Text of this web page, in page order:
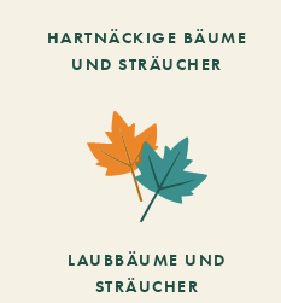
HARTNÄCKIGE BÄUME
UND STRÄUCHER
LAUBBÄUME UND
STRÄUCHER